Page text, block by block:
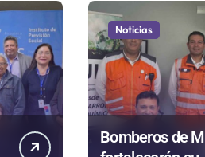
Noticias
Bomberos de